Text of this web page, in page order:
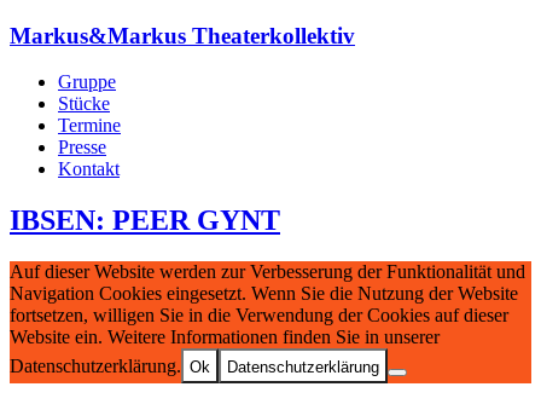
Markus&Markus Theaterkollektiv
Gruppe
Stücke
Termine
Presse
Kontakt
IBSEN: PEER GYNT
Auf dieser Website werden zur Verbesserung der Funktionalität und
Navigation Cookies eingesetzt. Wenn Sie die Nutzung der Website
fortsetzen, willigen Sie in die Verwendung der Cookies auf dieser
Website ein. Weitere Informationen finden Sie in unserer
Datenschutzerklärung. Ok Datenschutzerklärung